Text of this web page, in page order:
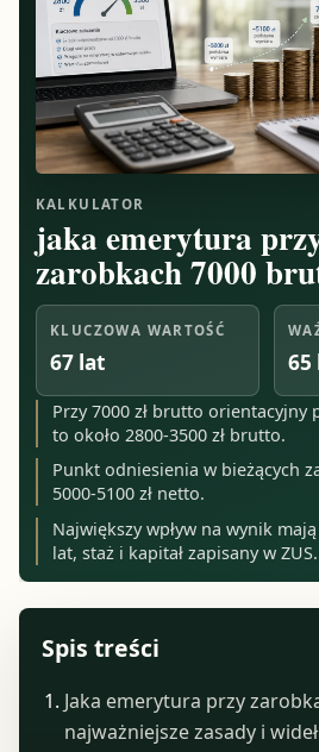
KALKULATOR
jaka emerytura
zarobkach 7000
KLUCZOWA WARTOŚĆ
67 lat 65
Przy 7000 zł brutto orientacyjny
to około 2800-3500 zł brutto.
Punkt odniesienia w bieżących
5000-5100 zł netto.
Największy wpływ na wynik
lat, staż i kapitał zapisany w ZUS.
Spis treści
Jaka emerytura przy
najważniejsze zasady i